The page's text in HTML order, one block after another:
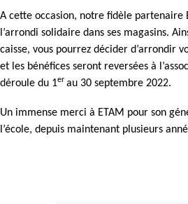
A cette occasion, notre fidèle partenaire
l’arrondi solidaire dans ses magasins.
caisse, vous pourrez décider d’arrondir
et les bénéfices seront reversées à
déroule du 1er au 30 septembre 2022.
Un immense merci à ETAM pour son
l’école, depuis maintenant plusieurs